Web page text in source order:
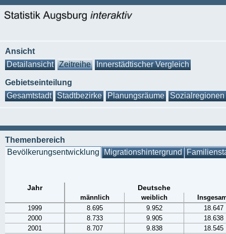
Ansicht
Detailansicht
Zeitreihe Innerstädtischer Vergleich
Gebietseinteilung
Gesamtstadt
Stadtbezirke Planungsräume Sozialregionen
Themenbereich
Bevölkerungsentwicklung Migrationshintergrund
Jahr Deutsche
männlich weiblich
1999
8.695 9.952
18.647
2000
8.733 9.905
18.638
2001
8.707 9.838
18.545